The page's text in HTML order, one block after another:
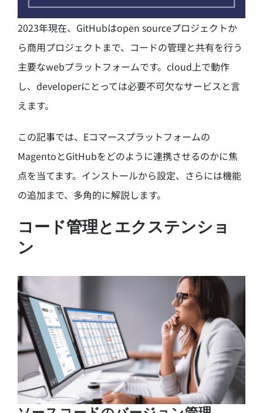
2023年現在、GitHubはopen sourceプロジェクトか
ら商用プロジェクトまで、コードの管理と共有を行う
主要なwebプラットフォームです。cloud上で動作
し、developerにとっては必要不可欠なサービスと言
えます。
この記事では、Eコマースプラットフォームの
MagentoとGitHubをどのように連携させるのかに焦
点を当てます。インストールから設定、さらには機能
の追加まで、多角的に解説します。
コード管理とエクステンショ
ン